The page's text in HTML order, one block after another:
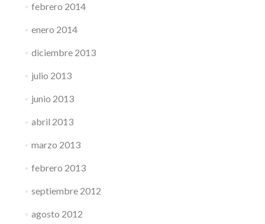
febrero 2014
enero 2014
diciembre 2013
julio 2013
junio 2013
abril 2013
marzo 2013
febrero 2013
septiembre 2012
agosto 2012